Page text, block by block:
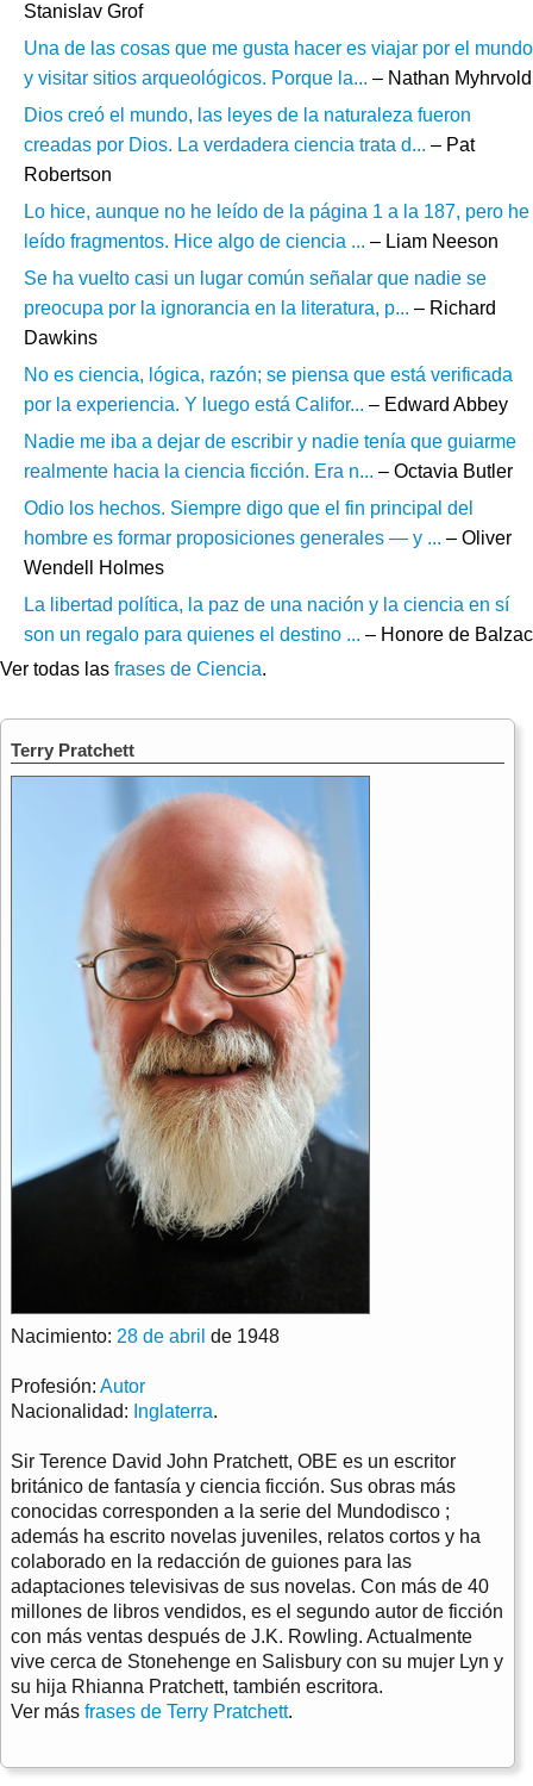
Stanislav Grof
Una de las cosas que me gusta hacer es viajar por el mundo
y visitar sitios arqueológicos. Porque la... – Nathan Myhrvold
Dios creó el mundo, las leyes de la naturaleza fueron
creadas por Dios. La verdadera ciencia trata d... – Pat
Robertson
Lo hice, aunque no he leído de la página 1 a la 187, pero he
leído fragmentos. Hice algo de ciencia ... – Liam Neeson
Se ha vuelto casi un lugar común señalar que nadie se
preocupa por la ignorancia en la literatura, p... – Richard
Dawkins
No es ciencia, lógica, razón; se piensa que está verificada
por la experiencia. Y luego está Califor... – Edward Abbey
Nadie me iba a dejar de escribir y nadie tenía que guiarme
realmente hacia la ciencia ficción. Era n... – Octavia Butler
Odio los hechos. Siempre digo que el fin principal del
hombre es formar proposiciones generales — y ... – Oliver
Wendell Holmes
La libertad política, la paz de una nación y la ciencia en sí
son un regalo para quienes el destino ... – Honore de Balzac
Ver todas las frases de Ciencia.
Terry Pratchett
Nacimiento: 28 de abril de 1948
Profesión: Autor
Nacionalidad: Inglaterra.
Sir Terence David John Pratchett, OBE es un escritor
británico de fantasía y ciencia ficción. Sus obras más
conocidas corresponden a la serie del Mundodisco ;
además ha escrito novelas juveniles, relatos cortos y ha
colaborado en la redacción de guiones para las
adaptaciones televisivas de sus novelas. Con más de 40
millones de libros vendidos, es el segundo autor de ficción
con más ventas después de J.K. Rowling. Actualmente
vive cerca de Stonehenge en Salisbury con su mujer Lyn y
su hija Rhianna Pratchett, también escritora.
Ver más frases de Terry Pratchett.